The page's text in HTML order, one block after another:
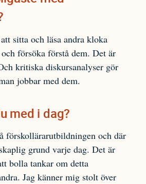
sitta och läsa andra kloka
försöka förstå dem. Det är
kritiska diskursanalyser gör
jobbar med dem.
med i dag?
förskollärarutbildningen och där
grund varje dag. Det är
bolla tankar om detta
Jag känner mig stolt över